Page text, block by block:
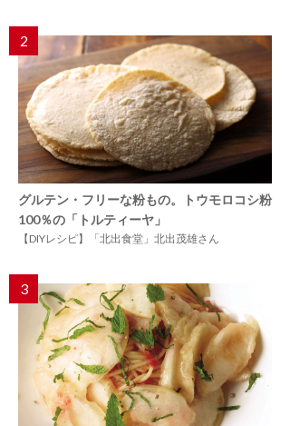
2
グルテン・フリーな粉もの。トウモロコシ粉
100％の「トルティーヤ」
【DIYレシピ】「北出食堂」北出茂雄さん
3